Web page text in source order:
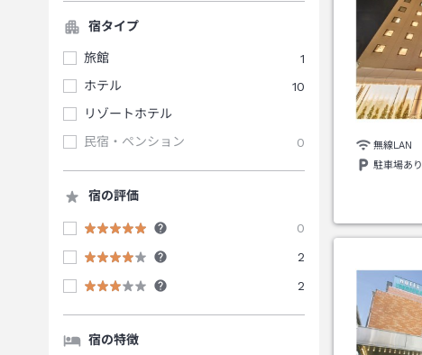
宿タイプ
旅館
1
ホテル
10
リゾートホテル
民宿・ペンション
0
宿の評価
0
2
2
宿の特徴
無線LAN
駐車場あり